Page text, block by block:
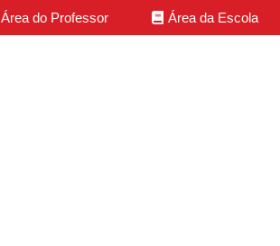
Área do Professor Área da Escola